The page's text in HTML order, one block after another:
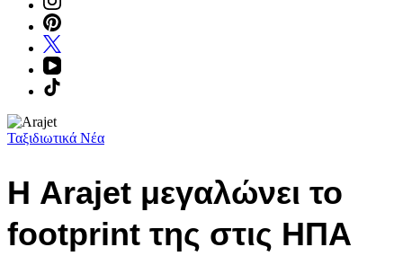
Ταξιδιωτικά Νέα
Η Arajet μεγαλώνει το
footprint της στις ΗΠΑ